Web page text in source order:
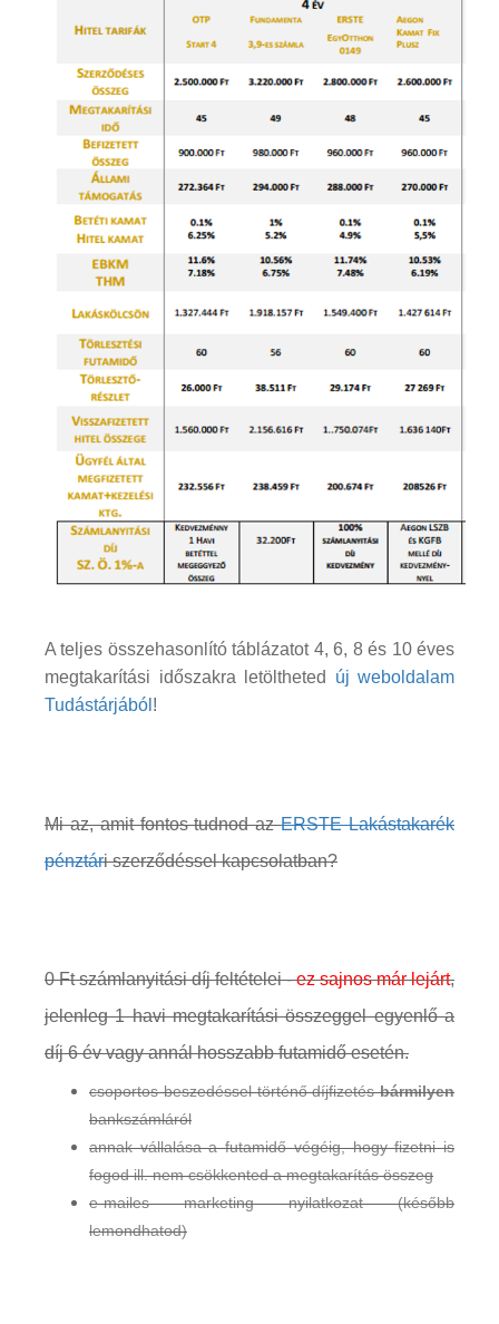
A teljes összehasonlító táblázatot 4, 6, 8 és 10 éves
megtakarítási időszakra letöltheted új weboldalam
Tudástárjából !
Mi az, amit fontos tudnod azERSTE Lakástakarék
pénztári szerződéssel kapcsolatban?
0 Ft számlanyitási díj feltételei -ez sajnos már lejárt,
jelenleg 1 havi megtakarítási összeggel egyenlő a
díj 6 év vagy annál hosszabb futamidő esetén.
csoportos beszedéssel történő díjfizetésbármilyen
bankszámláról
annak vállalása a futamidő végéig, hogy fizetni is
fogod ill. nem csökkented a megtakarítás összeg
e-mailes marketing nyilatkozat (később
lemondhatod)